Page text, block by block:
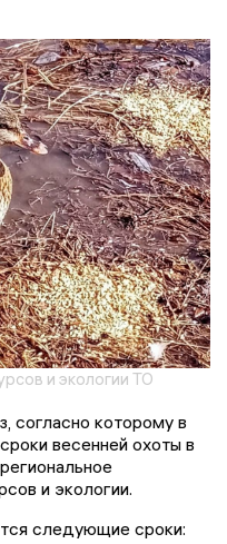
и экологии ТО
согласно которому в
весенней охоты в
и экологии.
следующие сроки: